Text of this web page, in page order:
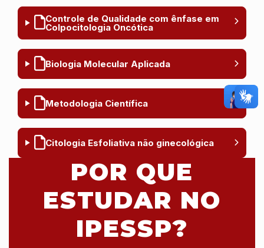
Controle de Qualidade com ênfase em
Colpocitologia Oncótica
Biologia Molecular Aplicada
Metodologia Científica
Citologia Esfoliativa não ginecológica
POR QUE
ESTUDAR NO
IPESSP?